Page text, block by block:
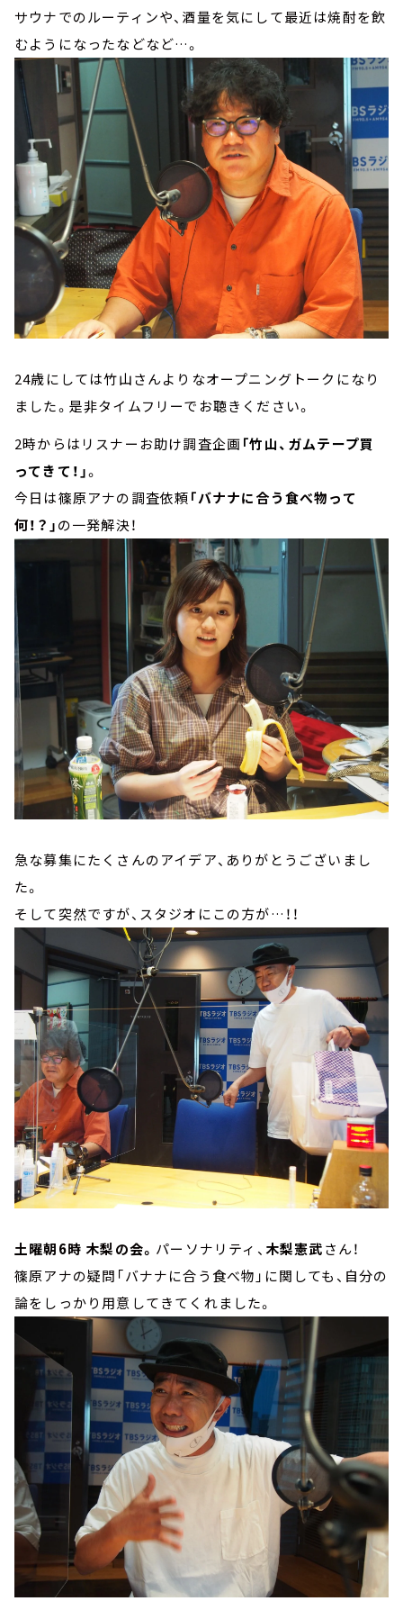
サウナでのルーティンや、酒量を気にして最近は焼酎を飲
むようになったなどなど…。
24歳にしては竹山さんよりなオープニングトークになり
ました。是非タイムフリーでお聴きください。
2時からはリスナーお助け調査企画「竹山、ガムテープ買
ってきて！」。
今日は篠原アナの調査依頼「バナナに合う食べ物って
何！？」の一発解決！
急な募集にたくさんのアイデア、ありがとうございまし
た。
そして突然ですが、スタジオにこの方が…！！
土曜朝6時 木梨の会。 パーソナリティ、 木梨憲武さん！
篠原アナの疑問「バナナに合う食べ物」に関しても、自分の
論をしっかり用意してきてくれました。